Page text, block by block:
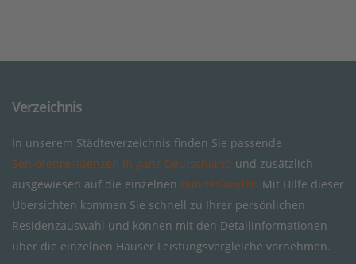
Verzeichnis
In unserem Städteverzeichnis finden Sie passende
Seniorenresidenzen in ganz Deutschland und zusätzlich
ausgewiesen auf die einzelnen Bundesländer. Mit Hilfe dieser
Übersichten kommen Sie schnell zu Ihrer persönlichen
Residenzauswahl und können mit den Detailinformationen
über die einzelnen Häuser Leistungsvergleiche vornehmen.